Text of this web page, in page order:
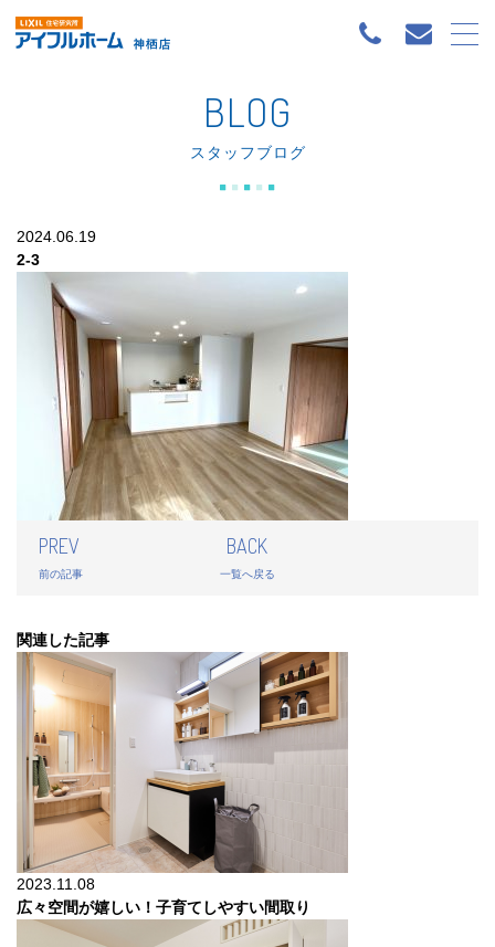
BLOG
スタッフブログ
2024.06.19
2-3
PREV
前の記事
BACK
一覧へ戻る
関連した記事
2023.11.08
広々空間が嬉しい！子育てしやすい間取り